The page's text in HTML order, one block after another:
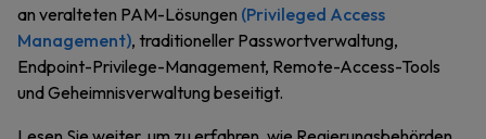
an veralteten PAM-Lösungen (Privileged Access
Management), traditioneller Passwortverwaltung,
Endpoint-Privilege-Management, Remote-Access-Tools
und Geheimnisverwaltung beseitigt.